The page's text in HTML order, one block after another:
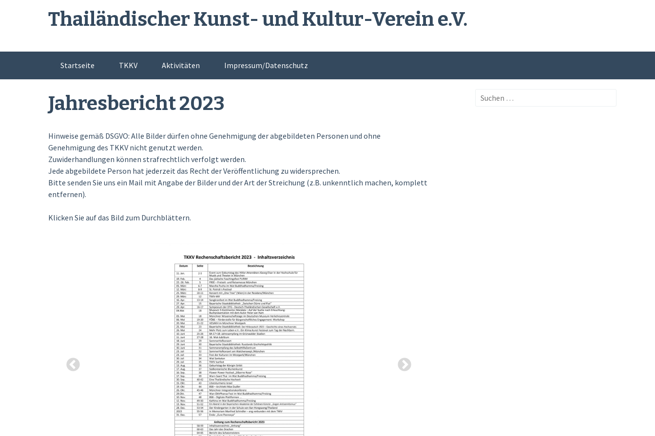
Thailändischer Kunst- und Kultur-Verein e.V.
Startseite TKKV Aktivitäten Impressum/Datenschutz
Jahresbericht 2023
Hinweise gemäß DSGVO: Alle Bilder dürfen ohne Genehmigung der abgebildeten Personen und ohne
Genehmigung des TKKV nicht genutzt werden.
Zuwiderhandlungen können strafrechtlich verfolgt werden.
Jede abgebildete Person hat jederzeit das Recht der Veröffentlichung zu widersprechen.
Bitte senden Sie uns ein Mail mit Angabe der Bilder und der Art der Streichung (z.B. unkenntlich machen, komplett
entfernen).
Klicken Sie auf das Bild zum Durchblättern.
Suchen